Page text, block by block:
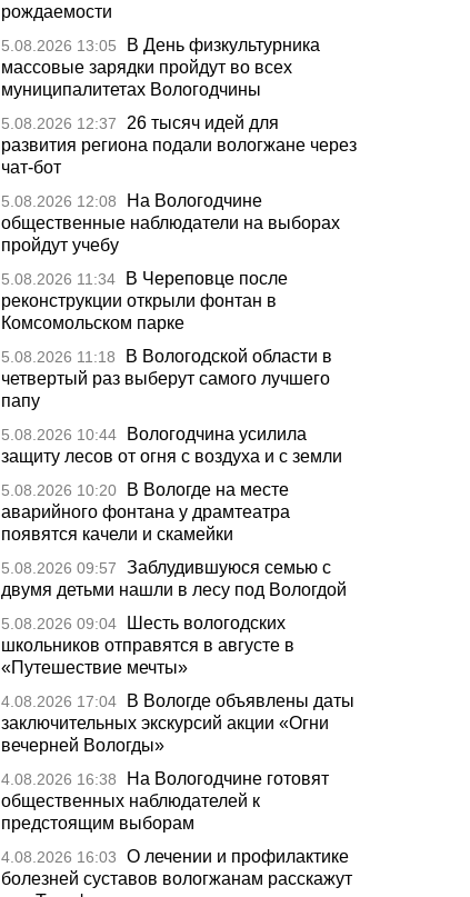
рождаемости
5.08.2026 13:05
В День физкультурника
массовые зарядки пройдут во всех
муниципалитетах Вологодчины
5.08.2026 12:37
26 тысяч идей для
развития региона подали вологжане через
чат-бот
5.08.2026 12:08
На Вологодчине
общественные наблюдатели на выборах
пройдут учебу
5.08.2026 11:34
В Череповце после
реконструкции открыли фонтан в
Комсомольском парке
5.08.2026 11:18
В Вологодской области в
четвертый раз выберут самого лучшего
папу
5.08.2026 10:44
Вологодчина усилила
защиту лесов от огня с воздуха и с земли
5.08.2026 10:20
В Вологде на месте
аварийного фонтана у драмтеатра
появятся качели и скамейки
5.08.2026 09:57
Заблудившуюся семью с
двумя детьми нашли в лесу под Вологдой
5.08.2026 09:04
Шесть вологодских
школьников отправятся в августе в
«Путешествие мечты»
4.08.2026 17:04
В Вологде объявлены даты
заключительных экскурсий акции «Огни
вечерней Вологды»
4.08.2026 16:38
На Вологодчине готовят
общественных наблюдателей к
предстоящим выборам
4.08.2026 16:03
О лечении и профилактике
болезней суставов вологжанам расскажут